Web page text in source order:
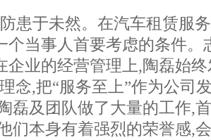
患于未然。在汽车租赁服
个当事人首要考虑的条件。
企业的经营管理上,陶磊始
念,把“服务至上”作为公司
磊及团队做了大量的工作,
们本身有着强烈的荣誉感,